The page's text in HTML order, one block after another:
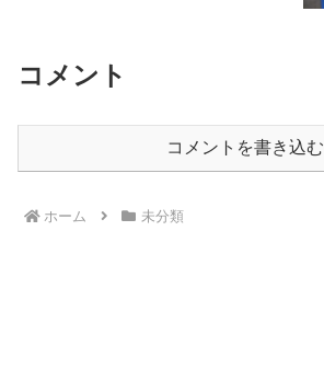
コメント
コメントを書き込む
ホーム 未分類